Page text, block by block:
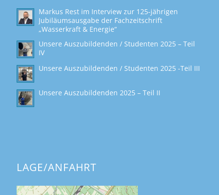
Markus Rest im Interview zur 125-jährigen
Jubiläumsausgabe der Fachzeitschrift
„Wasserkraft & Energie“
Unsere Auszubildenden / Studenten 2025 – Teil
IV
Unsere Auszubildenden / Studenten 2025 -Teil III
Unsere Auszubildenden 2025 – Teil II
LAGE/ANFAHRT